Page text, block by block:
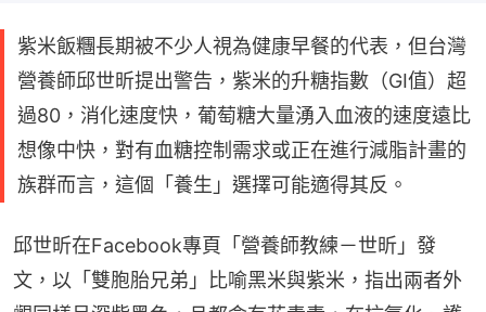
紫米飯糰長期被不少人視為健康早餐的代表，但台灣
營養師邱世昕提出警告，紫米的升糖指數（GI值）超
過80，消化速度快，葡萄糖大量湧入血液的速度遠比
想像中快，對有血糖控制需求或正在進行減脂計畫的
族群而言，這個「養生」選擇可能適得其反。
邱世昕在Facebook專頁「營養師教練－世昕」發
文，以「雙胞胎兄弟」比喻黑米與紫米，指出兩者外